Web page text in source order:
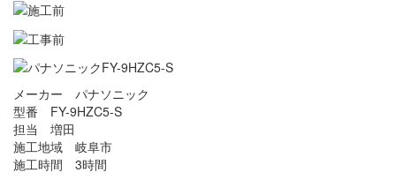
メーカー パナソニック
型番 FY-9HZC5-S
担当 増田
施工地域 岐阜市
施工時間 3時間